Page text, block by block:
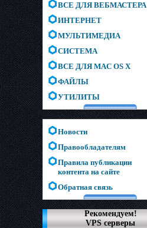
ВСЕ ДЛЯ ВЕБМАСТЕРА
ИНТЕРНЕТ
МУЛЬТИМЕДИА
СИСТЕМА
ВСЕ ДЛЯ MAC OS X
ФАЙЛЫ
УТИЛИТЫ
Новости
Правообладателям
Правила публикации
контента на сайте
Обратная связь
Рекомендуем!
VPS серверы